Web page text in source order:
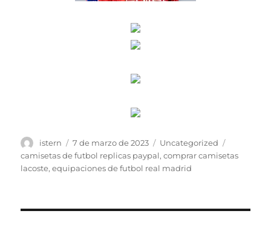
Autor
istern
Publicado
el
7 de marzo de 2023 Categorías
Uncategorized
camisetas de futbol replicas paypal,comprar camisetas
lacoste,equipaciones de futbol real madrid